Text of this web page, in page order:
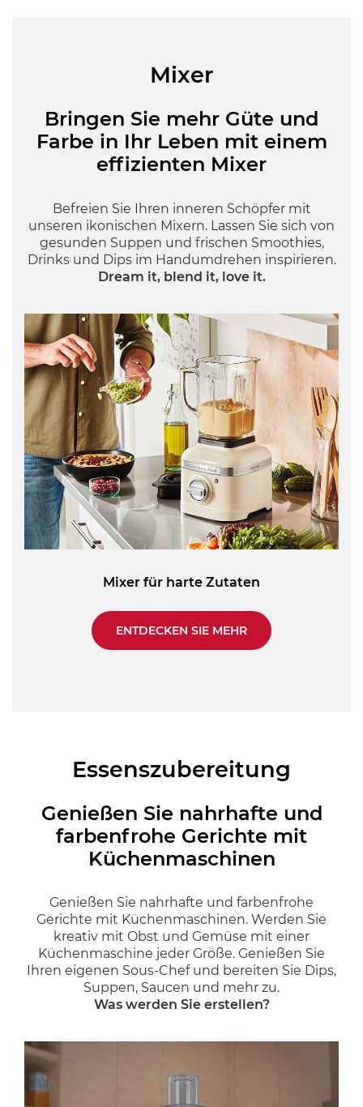
Mixer
Bringen Sie mehr Güte und
Farbe in Ihr Leben mit einem
effizienten Mixer
Befreien Sie Ihren inneren Schöpfer mit
unseren ikonischen Mixern. Lassen Sie sich von
gesunden Suppen und frischen Smoothies,
Drinks und Dips im Handumdrehen inspirieren.
Dream it, blend it, love it.
Mixer für harte Zutaten
ENTDECKEN SIE MEHR
Essenszubereitung
Genießen Sie nahrhafte und
farbenfrohe Gerichte mit
Küchenmaschinen
Genießen Sie nahrhafte und farbenfrohe
Gerichte mit Küchenmaschinen. Werden Sie
kreativ mit Obst und Gemüse mit einer
Küchenmaschine jeder Größe. Genießen Sie
Ihren eigenen Sous-Chef und bereiten Sie Dips,
Suppen, Saucen und mehr zu.
Was werden Sie erstellen?